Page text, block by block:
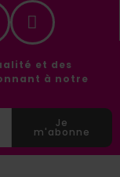
et des
à notre
Je
m'abonne